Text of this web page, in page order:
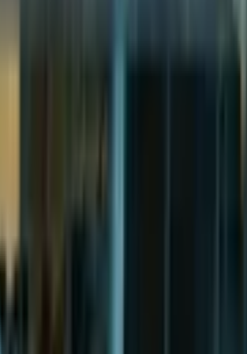
seriyasini taqdim etdi